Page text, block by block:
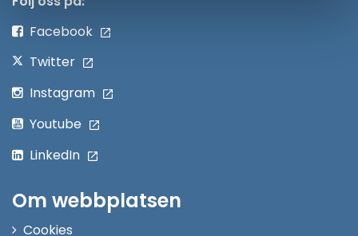
Facebook
Twitter
Instagram
Youtube
LinkedIn
Om webbplatsen
Cookies